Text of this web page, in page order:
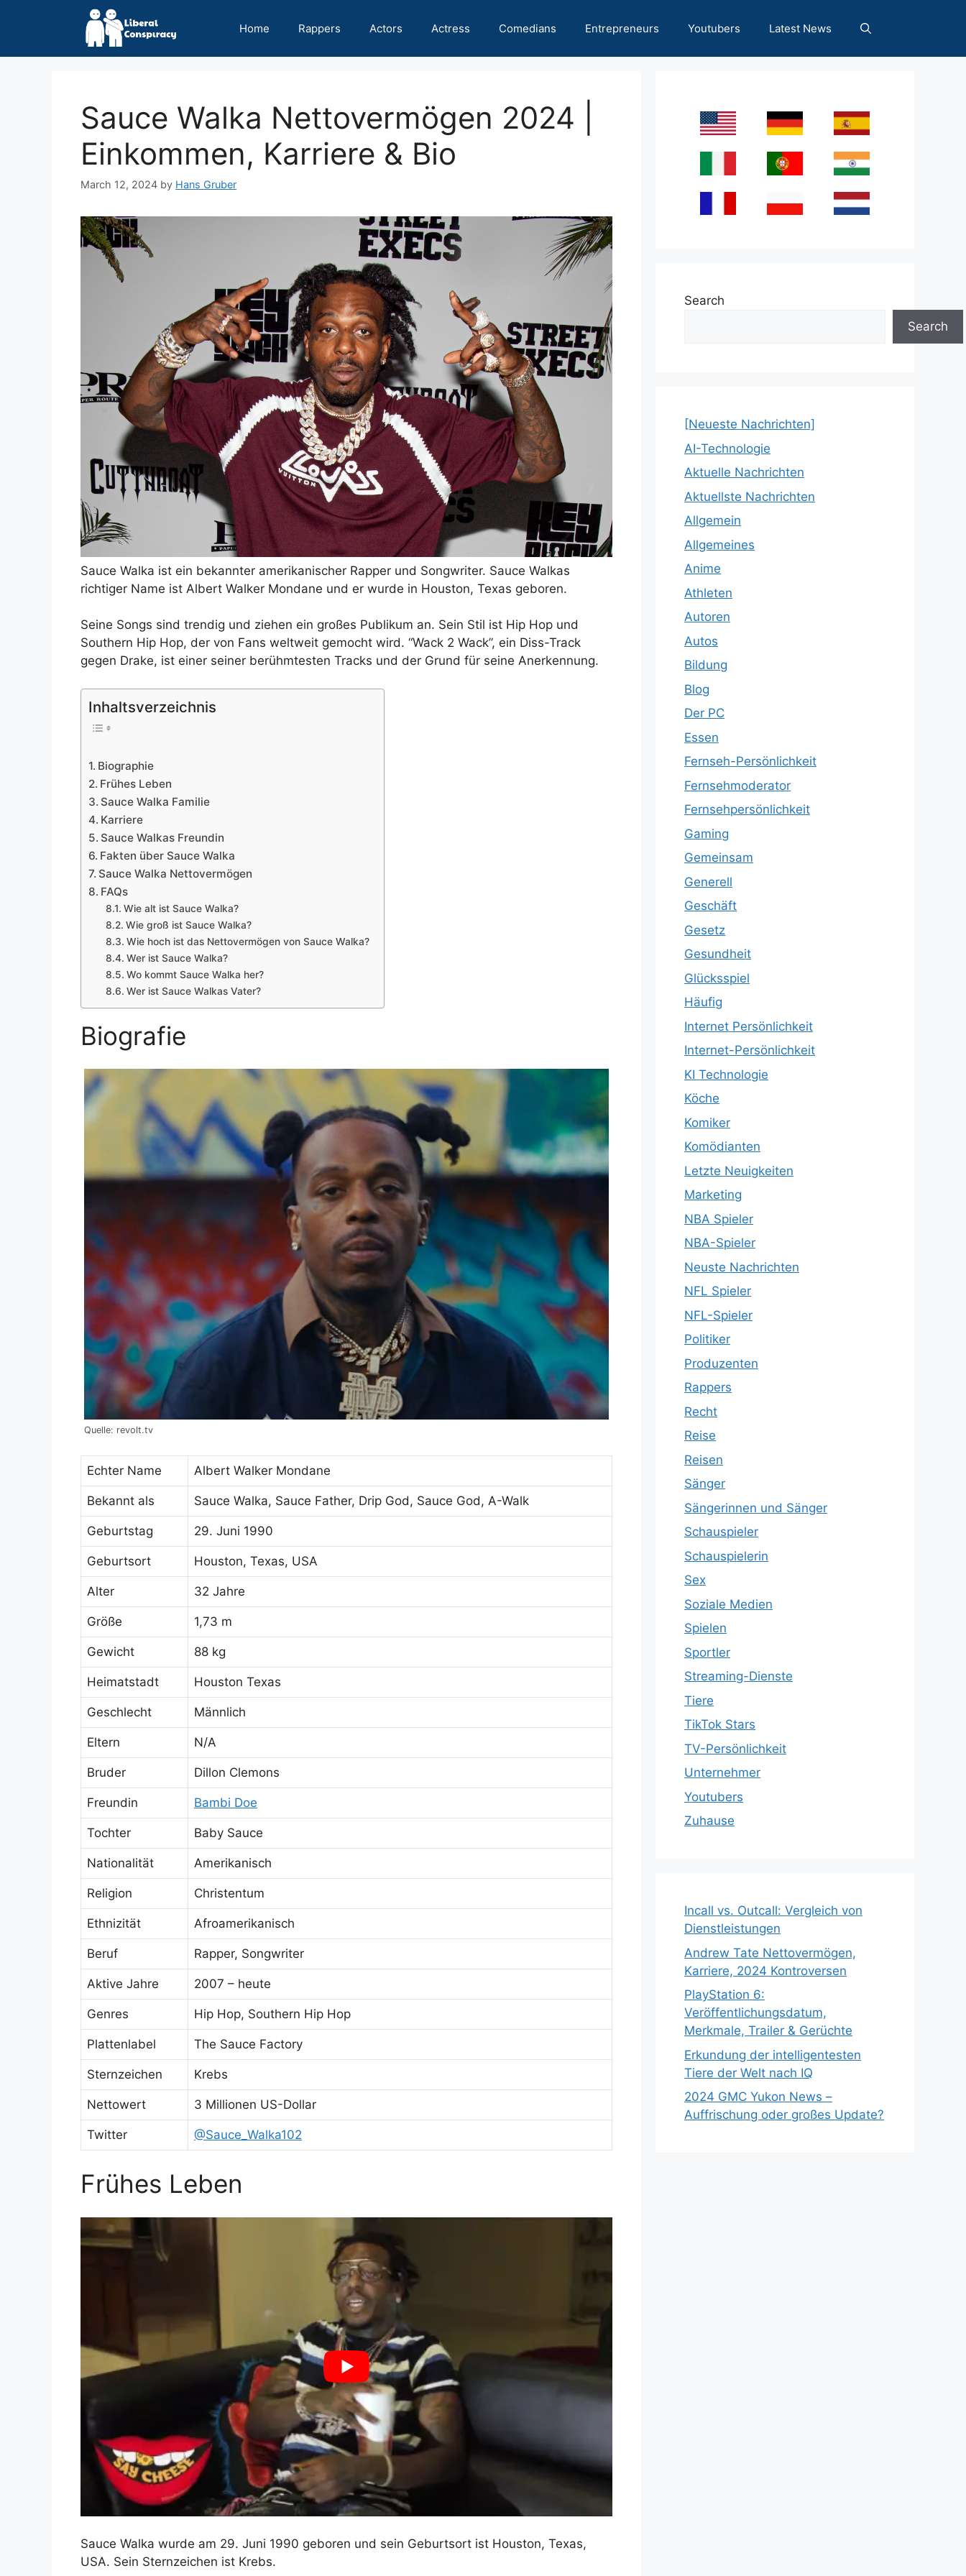
Home Rappers Actors Actress Comedians Entrepreneurs Youtubers Latest News
Sauce Walka Nettovermögen 2024 |
Einkommen, Karriere & Bio
March 12, 2024 by Hans Gruber
Sauce Walka ist ein bekannter amerikanischer Rapper und Songwriter. Sauce Walkas
richtiger Name ist Albert Walker Mondane und er wurde in Houston, Texas geboren.
Seine Songs sind trendig und ziehen ein großes Publikum an. Sein Stil ist Hip Hop und
Southern Hip Hop, der von Fans weltweit gemocht wird. “Wack 2 Wack”, ein Diss-Track
gegen Drake, ist einer seiner berühmtesten Tracks und der Grund für seine Anerkennung.
Inhaltsverzeichnis
Biographie
Frühes Leben
Sauce Walka Familie
Karriere
Sauce Walkas Freundin
Fakten über Sauce Walka
Sauce Walka Nettovermögen
FAQs
Wie alt ist Sauce Walka?
Wie groß ist Sauce Walka?
Wie hoch ist das Nettovermögen von Sauce Walka?
Wer ist Sauce Walka?
Wo kommt Sauce Walka her?
Wer ist Sauce Walkas Vater?
Biografie
Quelle: revolt.tv
Echter Name Albert Walker Mondane
Bekannt als Sauce Walka, Sauce Father, Drip God, Sauce God, A-Walk
Geburtstag 29. Juni 1990
Geburtsort Houston, Texas, USA
Alter 32 Jahre
Größe 1,73 m
Gewicht 88 kg
Heimatstadt Houston Texas
Geschlecht Männlich
Eltern N/A
Bruder Dillon Clemons
Freundin Bambi Doe
Tochter Baby Sauce
Nationalität Amerikanisch
Religion Christentum
Ethnizität Afroamerikanisch
Beruf Rapper, Songwriter
Aktive Jahre 2007 – heute
Genres Hip Hop, Southern Hip Hop
Plattenlabel The Sauce Factory
Sternzeichen Krebs
Nettowert 3 Millionen US-Dollar
Twitter @Sauce_Walka102
Frühes Leben
Sauce Walka wurde am 29. Juni 1990 geboren und sein Geburtsort ist Houston, Texas,
USA. Sein Sternzeichen ist Krebs.
Search
Search
[Neueste Nachrichten]
AI-Technologie
Aktuelle Nachrichten
Aktuellste Nachrichten
Allgemein
Allgemeines
Anime
Athleten
Autoren
Autos
Bildung
Blog
Der PC
Essen
Fernseh-Persönlichkeit
Fernsehmoderator
Fernsehpersönlichkeit
Gaming
Gemeinsam
Generell
Geschäft
Gesetz
Gesundheit
Glücksspiel
Häufig
Internet Persönlichkeit
Internet-Persönlichkeit
KI Technologie
Köche
Komiker
Komödianten
Letzte Neuigkeiten
Marketing
NBA Spieler
NBA-Spieler
Neuste Nachrichten
NFL Spieler
NFL-Spieler
Politiker
Produzenten
Rappers
Recht
Reise
Reisen
Sänger
Sängerinnen und Sänger
Schauspieler
Schauspielerin
Sex
Soziale Medien
Spielen
Sportler
Streaming-Dienste
Tiere
TikTok Stars
TV-Persönlichkeit
Unternehmer
Youtubers
Zuhause
Incall vs. Outcall: Vergleich von
Dienstleistungen
Andrew Tate Nettovermögen,
Karriere, 2024 Kontroversen
PlayStation 6:
Veröffentlichungsdatum,
Merkmale, Trailer & Gerüchte
Erkundung der intelligentesten
Tiere der Welt nach IQ
2024 GMC Yukon News –
Auffrischung oder großes Update?